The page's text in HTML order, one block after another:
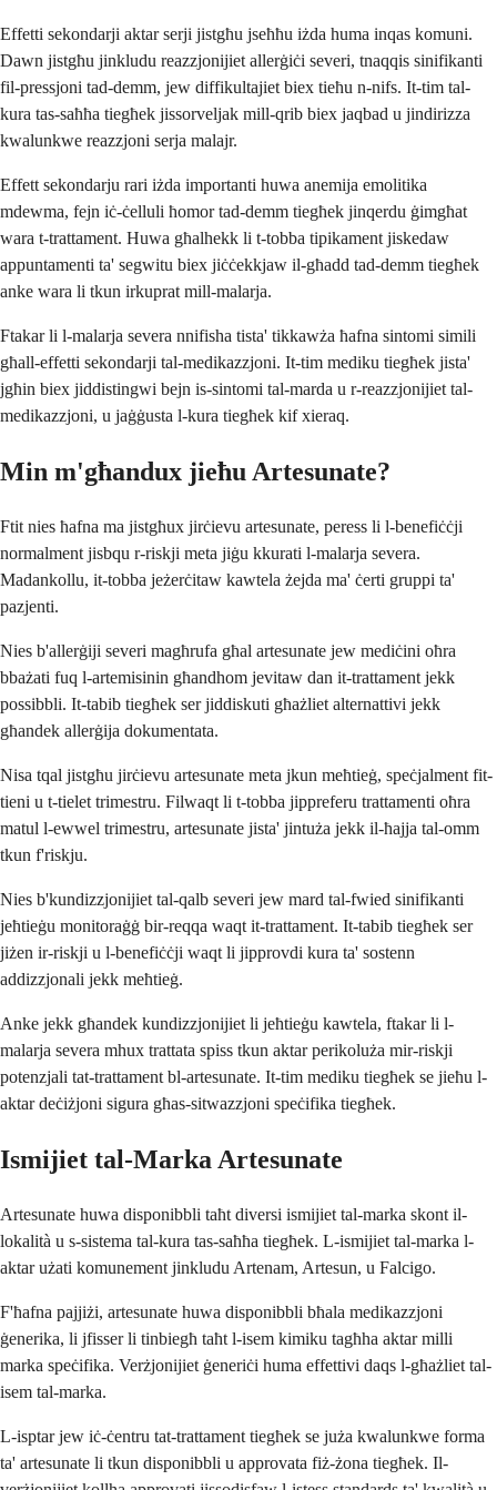
Effetti sekondarji aktar serji jistgħu jseħħu iżda huma inqas komuni.
Dawn jistgħu jinkludu reazzjonijiet allerġiċi severi, tnaqqis sinifikanti
fil-pressjoni tad-demm, jew diffikultajiet biex tieħu n-nifs. It-tim tal-
kura tas-saħħa tiegħek jissorveljak mill-qrib biex jaqbad u jindirizza
kwalunkwe reazzjoni serja malajr.
Effett sekondarju rari iżda importanti huwa anemija emolitika
mdewma, fejn iċ-ċelluli ħomor tad-demm tiegħek jinqerdu ġimgħat
wara t-trattament. Huwa għalhekk li t-tobba tipikament jiskedaw
appuntamenti ta' segwitu biex jiċċekkjaw il-għadd tad-demm tiegħek
anke wara li tkun irkuprat mill-malarja.
Ftakar li l-malarja severa nnifisha tista' tikkawża ħafna sintomi simili
għall-effetti sekondarji tal-medikazzjoni. It-tim mediku tiegħek jista'
jgħin biex jiddistingwi bejn is-sintomi tal-marda u r-reazzjonijiet tal-
medikazzjoni, u jaġġusta l-kura tiegħek kif xieraq.
Min m'għandux jieħu Artesunate?
Ftit nies ħafna ma jistgħux jirċievu artesunate, peress li l-benefiċċji
normalment jisbqu r-riskji meta jiġu kkurati l-malarja severa.
Madankollu, it-tobba jeżerċitaw kawtela żejda ma' ċerti gruppi ta'
pazjenti.
Nies b'allerġiji severi magħrufa għal artesunate jew mediċini oħra
bbażati fuq l-artemisinin għandhom jevitaw dan it-trattament jekk
possibbli. It-tabib tiegħek ser jiddiskuti għażliet alternattivi jekk
għandek allerġija dokumentata.
Nisa tqal jistgħu jirċievu artesunate meta jkun meħtieġ, speċjalment fit-
tieni u t-tielet trimestru. Filwaqt li t-tobba jippreferu trattamenti oħra
matul l-ewwel trimestru, artesunate jista' jintuża jekk il-ħajja tal-omm
tkun f'riskju.
Nies b'kundizzjonijiet tal-qalb severi jew mard tal-fwied sinifikanti
jeħtieġu monitoraġġ bir-reqqa waqt it-trattament. It-tabib tiegħek ser
jiżen ir-riskji u l-benefiċċji waqt li jipprovdi kura ta' sostenn
addizzjonali jekk meħtieġ.
Anke jekk għandek kundizzjonijiet li jeħtieġu kawtela, ftakar li l-
malarja severa mhux trattata spiss tkun aktar perikoluża mir-riskji
potenzjali tat-trattament bl-artesunate. It-tim mediku tiegħek se jieħu l-
aktar deċiżjoni sigura għas-sitwazzjoni speċifika tiegħek.
Ismijiet tal-Marka Artesunate
Artesunate huwa disponibbli taħt diversi ismijiet tal-marka skont il-
lokalità u s-sistema tal-kura tas-saħħa tiegħek. L-ismijiet tal-marka l-
aktar użati komunement jinkludu Artenam, Artesun, u Falcigo.
F'ħafna pajjiżi, artesunate huwa disponibbli bħala medikazzjoni
ġenerika, li jfisser li tinbiegħ taħt l-isem kimiku tagħha aktar milli
marka speċifika. Verżjonijiet ġeneriċi huma effettivi daqs l-għażliet tal-
isem tal-marka.
L-isptar jew iċ-ċentru tat-trattament tiegħek se juża kwalunkwe forma
ta' artesunate li tkun disponibbli u approvata fiż-żona tiegħek. Il-